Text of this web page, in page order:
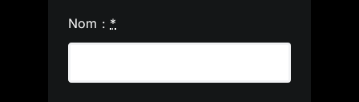
Nom : *